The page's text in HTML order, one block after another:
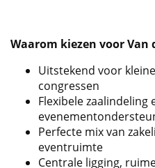
Waarom kiezen voor Van
Uitstekend voor
congressen
Flexibele zaalindeling
Perfecte mix van
eventruimte
Centrale ligging,